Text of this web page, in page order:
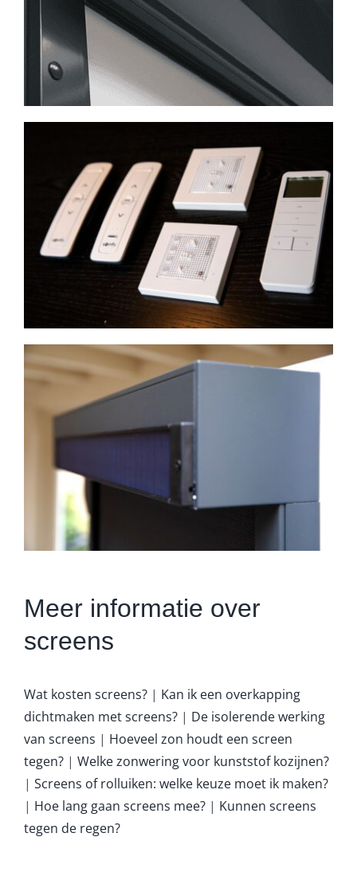
Meer informatie over
screens
Wat kosten screens?| Kan ik een overkapping
dichtmaken met screens?| De isolerende werking
van screens | Hoeveel zon houdt een screen
tegen?| Welke zonwering voor kunststof kozijnen?
| Screens of rolluiken: welke keuze moet ik maken?
| Hoe lang gaan screens mee?| Kunnen screens
tegen de regen?